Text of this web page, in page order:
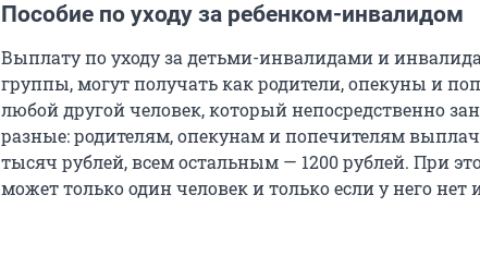
Пособие по уходу за ребенком-инвалидом
Выплату по уходу за детьми-инвалидами и
группы, могут получать как родители, опекуны и
любой другой человек, который непосредственно
разные: родителям, опекунам и попечителям
тысяч рублей, всем остальным — 1200 рублей. При
может только один человек и только если у него